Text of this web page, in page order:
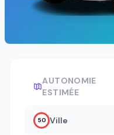
AUTONOMIE
ESTIMÉE
50 Ville